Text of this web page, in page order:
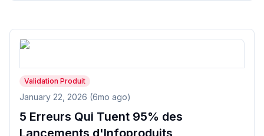
Validation Produit
January 22, 2026 (6mo ago)
5 Erreurs Qui Tuent 95% des
Lancements d'Infoproduits